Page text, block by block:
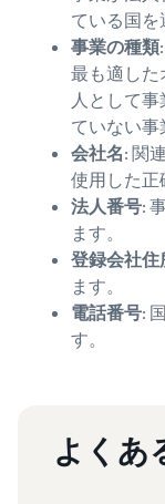
ている国を
事業の種類
最も適した
人として
ていない事
会社名: 関
使用した正
法人番号:
ます。
登録会社住
ます。
電話番号:
す。
よくあ